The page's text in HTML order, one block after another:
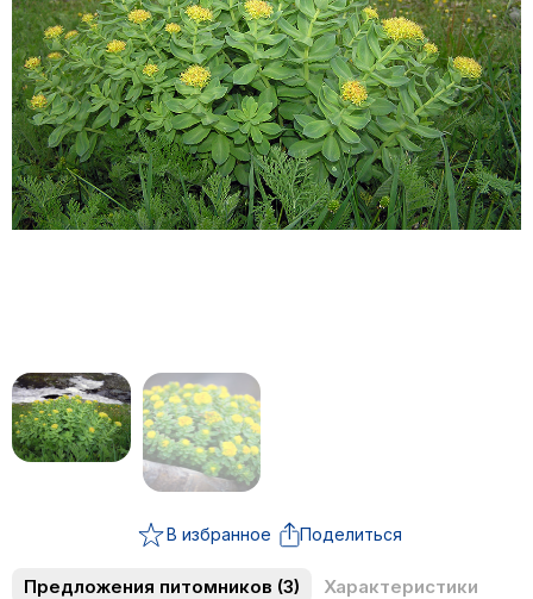
В избранное Поделиться
Предложения питомников (3)
Характеристики